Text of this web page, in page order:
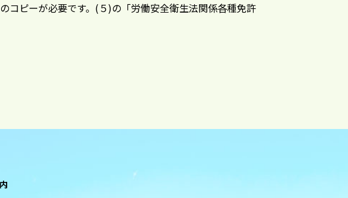
コピーが必要です。(５)の「労働安全衛生法関係各種免許